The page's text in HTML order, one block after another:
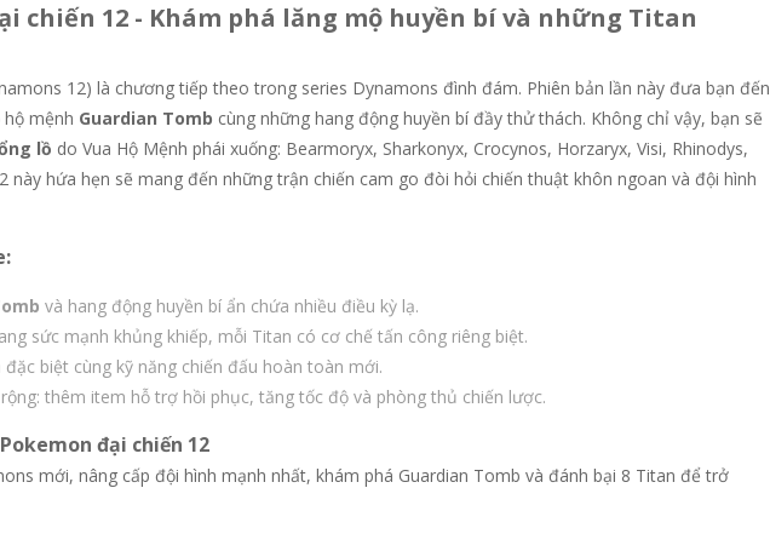
chiến 12 - Khám phá lăng mộ huyền bí và những Titan
12) là chương tiếp theo trong series Dynamons đình đám. Phiên bản lần này đưa bạn đến
mệnh Guardian Tomb cùng những hang động huyền bí đầy thử thách. Không chỉ vậy, bạn sẽ
lồ do Vua Hộ Mệnh phái xuống: Bearmoryx, Sharkonyx, Crocynos, Horzaryx, Visi, Rhinodys,
này hứa hẹn sẽ mang đến những trận chiến cam go đòi hỏi chiến thuật khôn ngoan và đội hình
và hang động huyền bí ẩn chứa nhiều điều kỳ lạ.
sức mạnh khủng khiếp, mỗi Titan có cơ chế tấn công riêng biệt.
biệt cùng kỹ năng chiến đấu hoàn toàn mới.
thêm item hỗ trợ hồi phục, tăng tốc độ và phòng thủ chiến lược.
đại chiến 12
mới, nâng cấp đội hình mạnh nhất, khám phá Guardian Tomb và đánh bại 8 Titan để trở